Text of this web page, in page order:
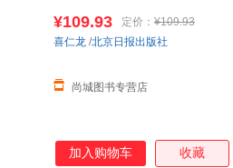
在线当当客服
¥109.93 定价： ¥109.93
尚城图书专营店
喜仁龙 /北京日报出版社
加入购物车 收藏